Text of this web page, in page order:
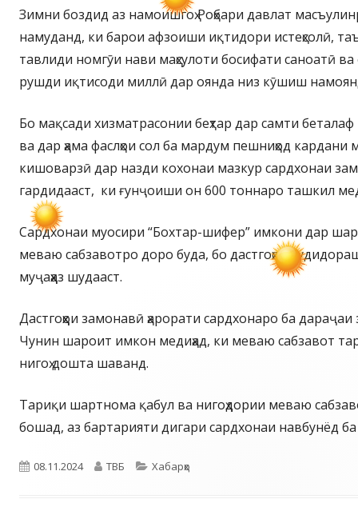
Зимни боздид аз намоишгоҳ Роҳбари давлат
намуданд, ки барои афзоиши иқтидори истеҳсолӣ,
тавлиди номгӯи нави маҳсулоти босифати саноатӣ ва
рушди иқтисоди миллӣ дар оянда низ кӯшиш
Бо мақсади хизматрасонии беҳтар дар самти беталаф
ва дар ҳама фаслҳои сол ба мардум пешниҳод кардани
кишоварзӣ дар назди кохонаи мазкур сардхонаи
гардидааст, ки ғунҷоиши он 600 тоннаро ташкил
Сардхонаи муосири “Бохтар-шифер” имкони дар
меваю сабзавотро доро буда, бо дастгоҳҳои
муҷаҳҳаз шудааст.
Дастгоҳҳои замонавӣ ҳарорати сардхонаро ба
Чунин шароит имкон медиҳад, ки меваю сабзавот
нигоҳ дошта шаванд.
Тариқи шартнома қабул ва нигоҳдории меваю
бошад, аз бартарияти дигари сардхонаи навбунёд
Опубликовано
08.11.2024 Автор
ТВБ Рубрики
Хабарҳо